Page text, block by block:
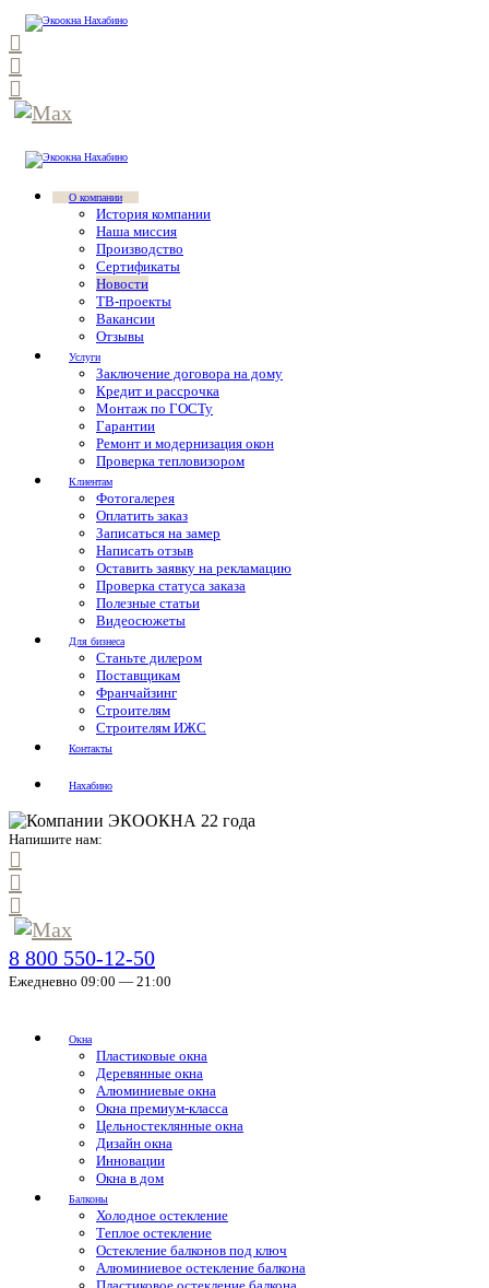
О компании
История компании
Наша миссия
Производство
Сертификаты
Новости
ТВ-проекты
Вакансии
Отзывы
Услуги
Заключение договора на дому
Кредит и рассрочка
Монтаж по ГОСТу
Гарантии
Ремонт и модернизация окон
Проверка тепловизором
Клиентам
Фотогалерея
Оплатить заказ
Записаться на замер
Написать отзыв
Оставить заявку на рекламацию
Проверка статуса заказа
Полезные статьи
Видеосюжеты
Для бизнеса
Станьте дилером
Поставщикам
Франчайзинг
Строителям
Строителям ИЖС
Контакты
Нахабино
Напишите нам:
8 800 550-12-50
Ежедневно 09:00 — 21:00
Окна
Пластиковые окна
Деревянные окна
Алюминиевые окна
Окна премиум-класса
Цельностеклянные окна
Дизайн окна
Инновации
Окна в дом
Балконы
Холодное остекление
Теплое остекление
Остекление балконов под ключ
Алюминиевое остекление балкона